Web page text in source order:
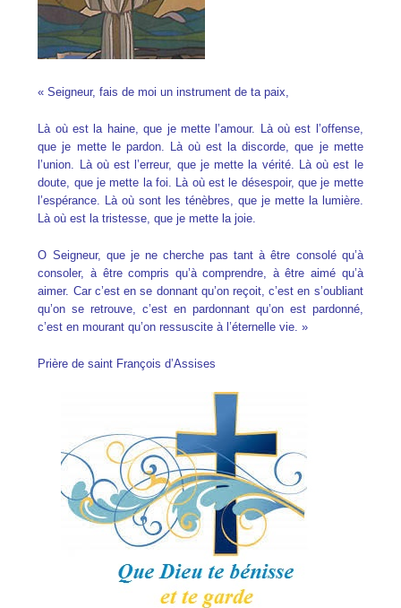
« Seigneur, fais de moi un instrument de ta paix,
Là où est la haine, que je mette l’amour.
Là où est l’offense,
que je mette le pardon.
Là où est la discorde, que je mette
l’union.
Là où est l’erreur, que je mette la vérité.
Là où est le
doute, que je mette la foi.
Là où est le désespoir, que je mette
l’espérance.
Là où sont les ténèbres, que je mette la lumière.
Là où est la tristesse, que je mette la joie.
O Seigneur, que je ne cherche pas tant à être consolé qu’à
consoler,
à être compris qu’à comprendre,
à être aimé qu’à
aimer. Car c’est en se donnant qu’on reçoit, c’est en s’oubliant
qu’on se retrouve,
c’est en pardonnant qu’on est pardonné,
c’est en mourant qu’on ressuscite à l’éternelle vie. »
Prière de saint François d’Assises